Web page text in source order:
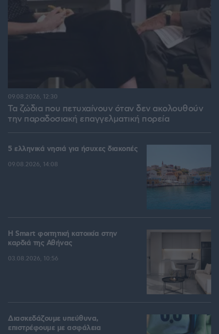
Τα ζώδια που πετυχαίνουν όταν δεν ακολουθούν
την παραδοσιακή επαγγελματική πορεία
09.08.2026, 12:30
5 ελληνικά νησιά για ήσυχες διακοπές
09.08.2026, 14:08
Η Smart φοιτητική κατοικία στην
καρδιά της Αθήνας
03.08.2026, 10:56
Διασκεδάζουμε υπεύθυνα,
επιστρέφουμε με ασφάλεια